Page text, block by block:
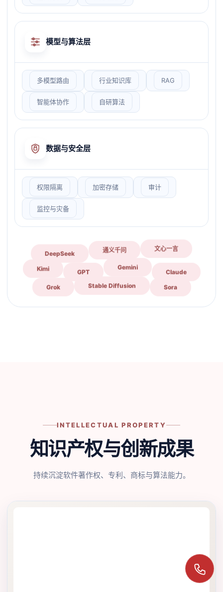
模型与算法层
多模型路由 行业知识库 RAG
智能体协作 自研算法
数据与安全层
权限隔离 加密存储 审计
监控与灾备
通义千问 文心一言
Kimi Gemini
Grok Stable Diffusion Sora
INTELLECTUAL PROPERTY
知识产权与创新成果
持续沉淀软件著作权、专利、商标与算法能力。